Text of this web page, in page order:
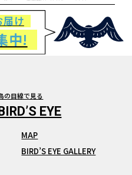
服を作ることは自由
届け
中!
の目線で見る
MAP
BIRD’S EYE GALLERY